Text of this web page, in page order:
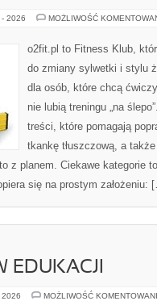
2026 MOŻLIWOŚĆ
o2fit.pl to Fitness Klub,
do zmiany sylwetki i stylu
dla osób, które chcą
nie lubią treningu „na
treści, które pomagają
tkankę tłuszczową, a
z planem. Ciekawe kategorie
się na prostym założeniu:
EDUKACJI
2026 MOŻLIWOŚĆ